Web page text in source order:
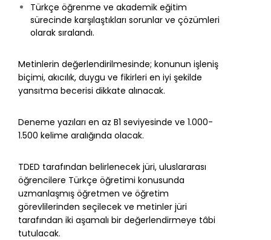
Türkçe öğrenme ve akademik eğitim
sürecinde karşılaştıkları sorunlar ve çözümleri
olarak sıralandı.
Metinlerin değerlendirilmesinde; konunun işleniş
biçimi, akıcılık, duygu ve fikirleri en iyi şekilde
yansıtma becerisi dikkate alınacak.
Deneme yazıları en az B1 seviyesinde ve 1.000-
1.500 kelime aralığında olacak.
TDED tarafından belirlenecek jüri, uluslararası
öğrencilere Türkçe öğretimi konusunda
uzmanlaşmış öğretmen ve öğretim
görevlilerinden seçilecek ve metinler jüri
tarafından iki aşamalı bir değerlendirmeye tâbi
tutulacak.